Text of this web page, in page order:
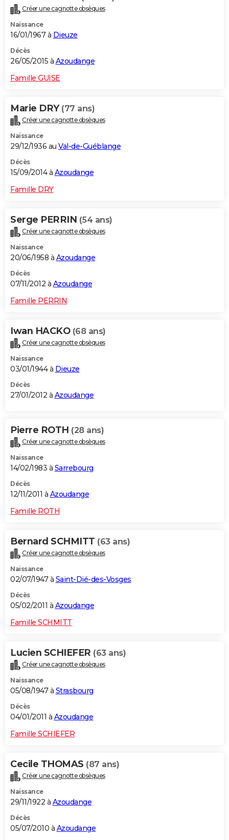
Créer une cagnotte obsèques
Naissance
16/01/1967 à Dieuze
Décès
26/05/2015 à Azoudange
Famille GUISE
Marie DRY (77 ans)
Créer une cagnotte obsèques
Naissance
29/12/1936 au Val-de-Guéblange
Décès
15/09/2014 à Azoudange
Famille DRY
Serge PERRIN (54 ans)
Créer une cagnotte obsèques
Naissance
20/06/1958 à Azoudange
Décès
07/11/2012 à Azoudange
Famille PERRIN
Iwan HACKO (68 ans)
Créer une cagnotte obsèques
Naissance
03/01/1944 à Dieuze
Décès
27/01/2012 à Azoudange
Pierre ROTH (28 ans)
Créer une cagnotte obsèques
Naissance
14/02/1983 à Sarrebourg
Décès
12/11/2011 à Azoudange
Famille ROTH
Bernard SCHMITT (63 ans)
Créer une cagnotte obsèques
Naissance
02/07/1947 à Saint-Dié-des-Vosges
Décès
05/02/2011 à Azoudange
Famille SCHMITT
Lucien SCHIEFER (63 ans)
Créer une cagnotte obsèques
Naissance
05/08/1947 à Strasbourg
Décès
04/01/2011 à Azoudange
Famille SCHIEFER
Cecile THOMAS (87 ans)
Créer une cagnotte obsèques
Naissance
29/11/1922 à Azoudange
Décès
05/07/2010 à Azoudange